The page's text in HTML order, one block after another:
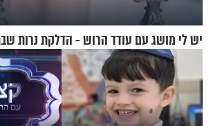
יש לי מושג עם עודד הרוש - הדלקת נרות